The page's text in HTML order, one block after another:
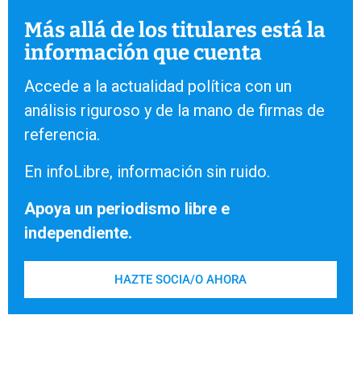
Más allá de los titulares está la
información que cuenta
Accede a la actualidad política con un
análisis riguroso y de la mano de firmas de
referencia.
En infoLibre, información sin ruido.
Apoya un periodismo libre e
independiente.
HAZTE SOCIA/O AHORA